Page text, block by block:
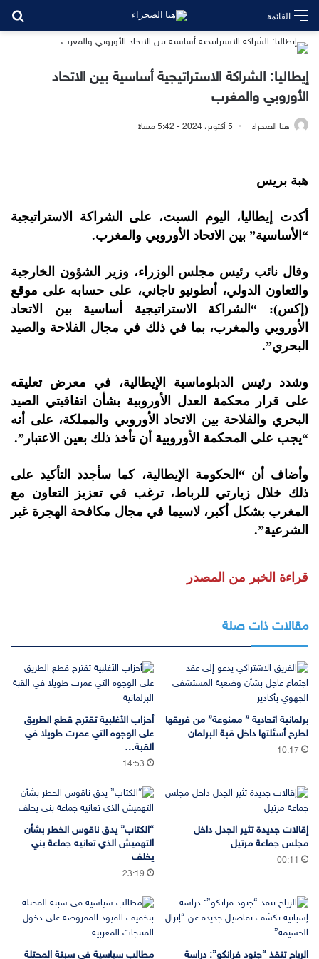
القائمة
إيطاليا: الشراكة الاستراتيجية أساسية بين الاتحاد
الأوروبي والمغرب
هنا الصحراء 5 أكتوبر، 2024 - 5:42 مساءً
هبة بريس
أكدت إيطاليا، اليوم السبت، على الشراكة الاستراتيجية
“الأساسية” بين الاتحاد الأوروبي والمغرب.
وقال نائب رئيس مجلس الوزراء، وزير الشؤون الخارجية
والتعاون الدولي، أنطونيو تاجاني، على حسابه على موقع
(إكس): “الشراكة الاستراتيجية أساسية بين الاتحاد
الأوروبي والمغرب، بما في ذلك في مجال الفلاحة والصيد
البحري”.
وشدد رئيس الدبلوماسية الإيطالية، في معرض تعليقه
على قرار محكمة العدل الأوروبية بشأن اتفاقيتي الصيد
البحري والفلاحة بين الاتحاد الأوروبي والمملكة، على أنه
“يجب على المحكمة الأوروبية أن تأخذ ذلك بعين الاعتبار”.
وأضاف أن “الحكومة الإيطالية، كما سأجدد التأكيد على
ذلك خلال زيارتي للرباط، ترغب في تعزيز التعاون مع
المغرب بشكل أكبر، لاسيما في مجال مكافحة الهجرة غير
الشرعية”.
قراءة الخبر من المصدر
مقالات ذات صلة
برلمانية اتحادية ” ممنوعة” من فريقها
لطرح أسئلتها داخل قبة البرلمان
10:17
أحزاب الأغلبية تقترح قطع الطريق
على الوجوه التي عمرت طويلا في
القبة…
14:53
إقالات جديدة تثير الجدل داخل
مجلس جماعة مرتيل
00:11
“الكتاب” يدق ناقوس الخطر بشأن
التهميش الذي تعانيه جماعة بني
يخلف
23:19
الرياح تنقذ “جنود فرانكو”: دراسة مطالب سياسية في سبتة المحتلة